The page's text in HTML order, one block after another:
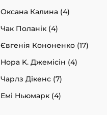
Оксана Калина (4)
Чак Поланік (4)
Євгенія Кононенко (17)
Нора K. Джемісін (4)
Чарлз Дікенс (7)
Емі Ньюмарк (4)